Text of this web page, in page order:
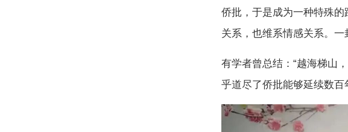
侨批，于是成为一种特殊
关系，也维系情感关系。一
有学者曾总结：“越海梯山
乎道尽了侨批能够延续数百